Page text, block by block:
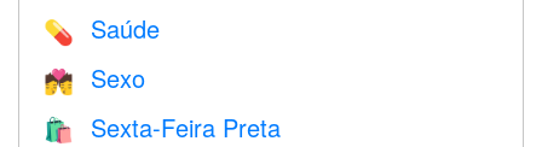
💊 Saúde
💏 Sexo
🛍 Sexta-Feira Preta